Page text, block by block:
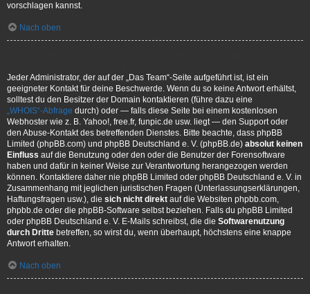
vorschlagen kannst.
Nach oben
Jeder Administrator, der auf der „Das Team“-Seite aufgeführt ist, ist ein
geeigneter Kontakt für deine Beschwerde. Wenn du so keine Antwort erhältst,
solltest du den Besitzer der Domain kontaktieren (führe dazu eine
„WHOIS“-Abfrage durch) oder — falls diese Seite bei einem kostenlosen
Webhoster wie z. B. Yahoo!, free.fr, funpic.de usw. liegt — den Support oder
den Abuse-Kontakt des betreffenden Dienstes. Bitte beachte, dass phpBB
Limited (phpBB.com) und phpBB Deutschland e. V. (phpBB.de) absolut keinen
Einfluss auf die Benutzung oder den oder die Benutzer der Forensoftware
haben und dafür in keiner Weise zur Verantwortung herangezogen werden
können. Kontaktiere daher nie phpBB Limited oder phpBB Deutschland e. V. in
Zusammenhang mit jeglichen juristischen Fragen (Unterlassungserklärungen,
Haftungsfragen usw.), die sich nicht direkt auf die Websiten phpbb.com,
phpbb.de oder die phpBB-Software selbst beziehen. Falls du phpBB Limited
oder phpBB Deutschland e. V. E-Mails schreibst, die die Softwarenutzung
durch Dritte betreffen, so wirst du, wenn überhaupt, höchstens eine knappe
Antwort erhalten.
Nach oben